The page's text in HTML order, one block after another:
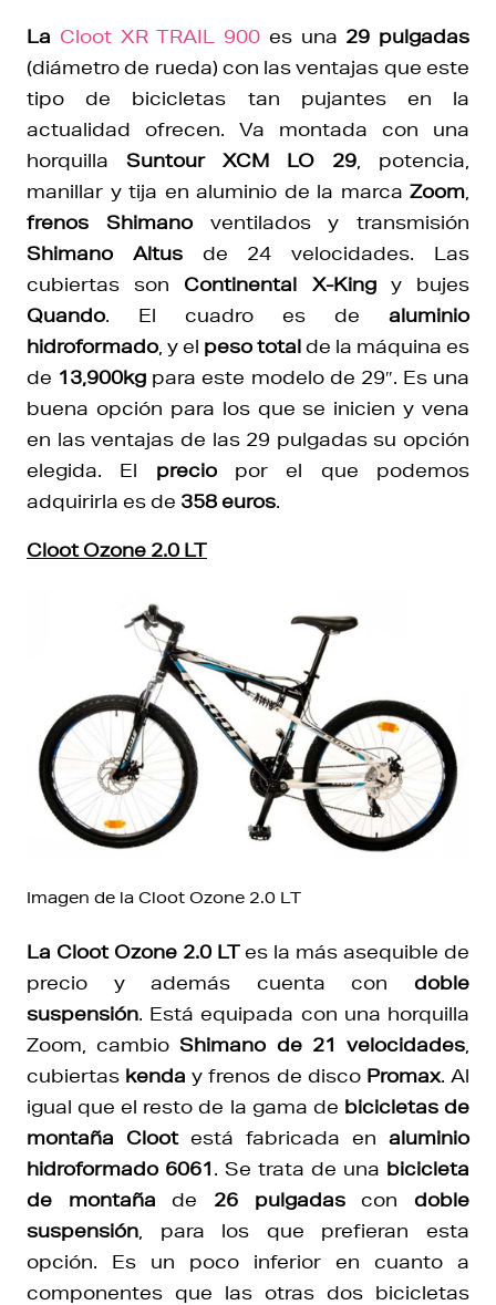
La Cloot XR TRAIL 900 es una 29 pulgadas
(diámetro de rueda) con las ventajas que este
tipo de bicicletas tan pujantes en la
actualidad ofrecen. Va montada con una
horquilla Suntour XCM LO 29 , potencia,
manillar y tija en aluminio de la marca Zoom
frenos Shimanoventilados y transmisión
Shimano Altusde 24 velocidades. Las
cubiertas son Continental X-Kingy bujes
Quando. El cuadro es de aluminio
hidroformado , y el peso totalde la máquina es
de 13,900kg para este modelo de 29″. Es una
buena opción para los que se inicien y vena
en las ventajas de las 29 pulgadas su opción
elegida. El preciopor el que podemos
adquirirla es de 358 euros.
Cloot Ozone 2.0 LT
Imagen de la Cloot Ozone 2.0 LT
La Cloot Ozone 2.0 LTes la más asequible de
precio y además cuenta con doble
suspensión. Está equipada con una horquilla
Zoom, cambioShimano de 21 velocidades
cubiertas kenday frenos de disco Promax. Al
igual que el resto de la gama de bicicletas de
montaña Clootestá fabricada en aluminio
hidroformado 6061. Se trata de una bicicleta
de montaña de 26 pulgadascondoble
suspensión , para los que prefieran esta
opción. Es un poco inferior en cuanto a
componentes que las otras dos bicicletas